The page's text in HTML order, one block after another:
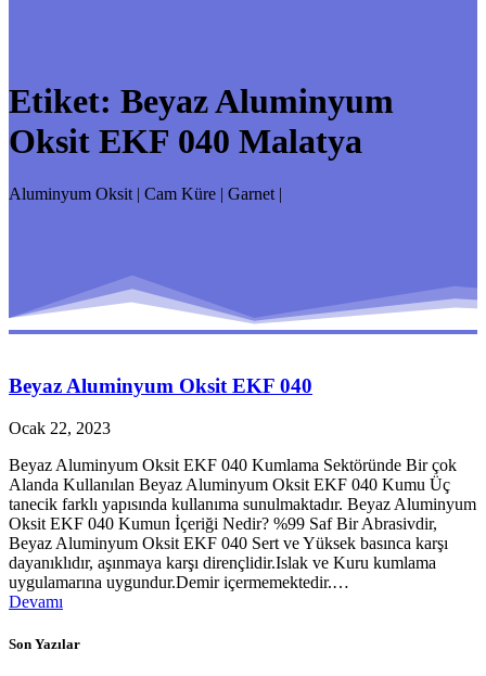
Etiket: Beyaz Aluminyum
Oksit EKF 040 Malatya
Aluminyum Oksit | Cam Küre | Garnet |
Beyaz Aluminyum Oksit EKF 040
Ocak 22, 2023
Beyaz Aluminyum Oksit EKF 040 Kumlama Sektöründe Bir çok
Alanda Kullanılan Beyaz Aluminyum Oksit EKF 040 Kumu Üç
tanecik farklı yapısında kullanıma sunulmaktadır. Beyaz Aluminyum
Oksit EKF 040 Kumun İçeriği Nedir? %99 Saf Bir Abrasivdir,
Beyaz Aluminyum Oksit EKF 040 Sert ve Yüksek basınca karşı
dayanıklıdır, aşınmaya karşı dirençlidir.Islak ve Kuru kumlama
uygulamarına uygundur.Demir içermemektedir.…
Devamı
Son Yazılar